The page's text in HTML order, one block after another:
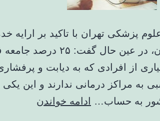
پزشکی تهران با تاکید بر ارایه
بدون وقفه در جنگ رمضان، در عین حال گفت: ۲۵
از افرادی که به دیابت و
به مراکز درمانی ندارند و این یکی
به حساب…
ادامه خواندن